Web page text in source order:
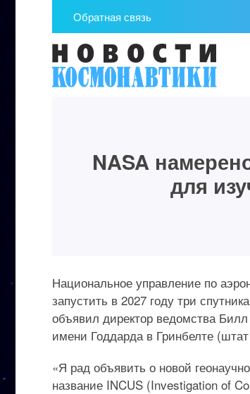
Обратная связь
NASA
для
Национальное управление по
запустить в 2027 году три
объявил директор ведомства
имени Годдарда в Гринбелте
«Я рад объявить о новой
название INCUS (Investigation of